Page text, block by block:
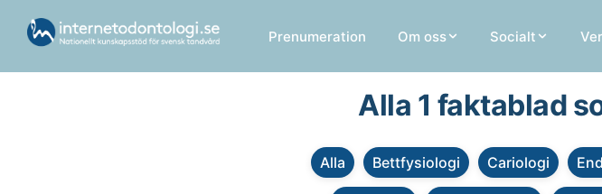
Prenumeration Om oss Socialt
Alla 1 faktablad
Alla Bettfysiologi Cariologi